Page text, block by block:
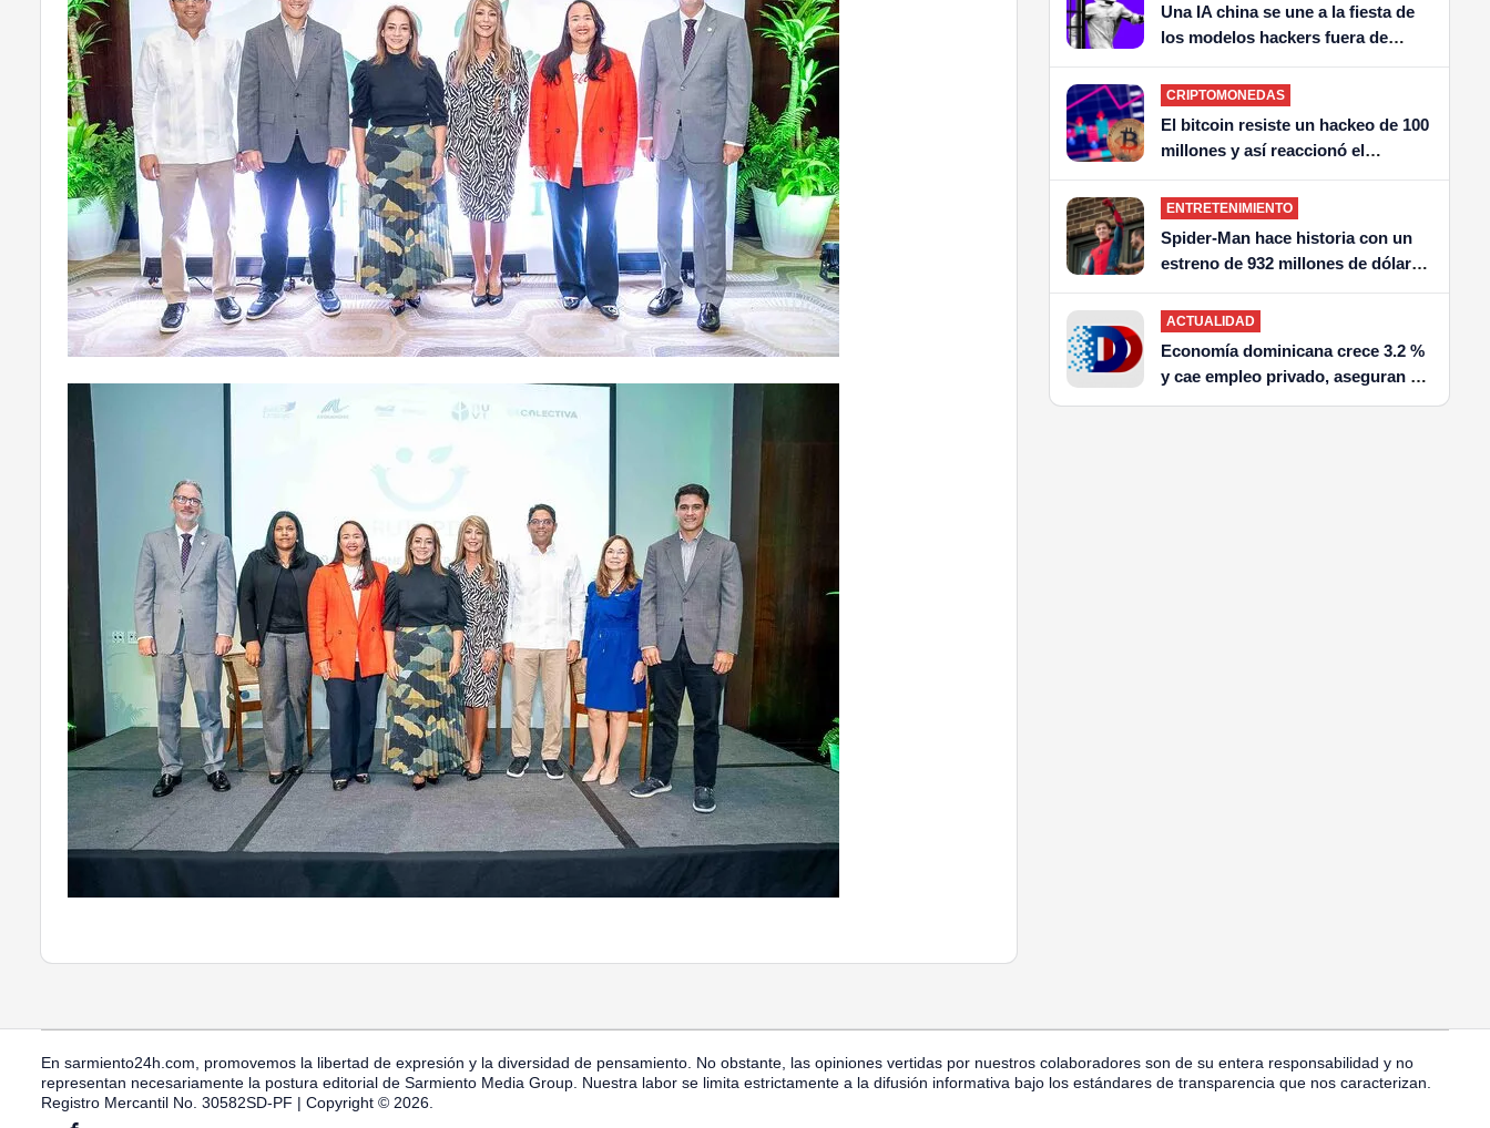
Una IA china se une a la fiesta de
los modelos hackers fuera de
control
CRIPTOMONEDAS
El bitcoin resiste un hackeo de 100
millones y así reaccionó el
mercado
ENTRETENIMIENTO
Spider-Man hace historia con un
estreno de 932 millones de dólares
en todo el mundo solo Avengers
Endgame la ha superado
ACTUALIDAD
Economía dominicana crece 3.2 %
y cae empleo privado, aseguran en
el PLD
En sarmiento24h.com, promovemos la libertad de expresión y la diversidad de pensamiento. No obstante, las opiniones vertidas por nuestros colaboradores son de su entera responsabilidad y no
representan necesariamente la postura editorial de Sarmiento Media Group. Nuestra labor se limita estrictamente a la difusión informativa bajo los estándares de transparencia que nos caracterizan.
Registro Mercantil No. 30582SD-PF | Copyright © 2026.